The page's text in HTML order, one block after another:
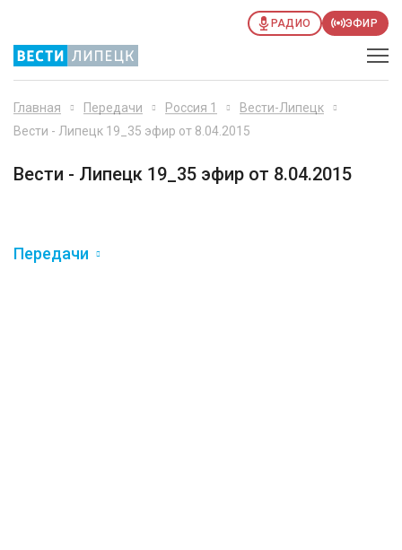
РАДИО ЭФИР
Главная Передачи Россия 1
Вести-Липецк
Вести - Липецк 19_35 эфир от 8.04.2015
Вести - Липецк 19_35 эфир от 8.04.2015
Передачи